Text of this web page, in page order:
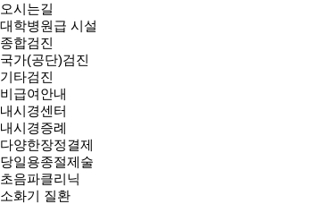
오시는길
대학병원급 시설
종합검진
국가(공단)검진
기타검진
비급여안내
내시경센터
내시경증례
다양한장정결제
당일용종절제술
초음파클리닉
소화기 질환